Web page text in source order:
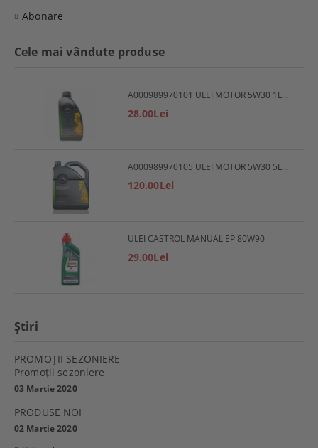
Abonare
Cele mai vândute produse
A000989970101 ULEI MOTOR 5W30 1L MERCEDES
28.00Lei
A000989970105 ULEI MOTOR 5W30 5L MERCEDES
120.00Lei
ULEI CASTROL MANUAL EP 80W90
29.00Lei
Ştiri
PROMOŢII SEZONIERE
Promoţii sezoniere
03 Martie 2020
PRODUSE NOI
02 Martie 2020